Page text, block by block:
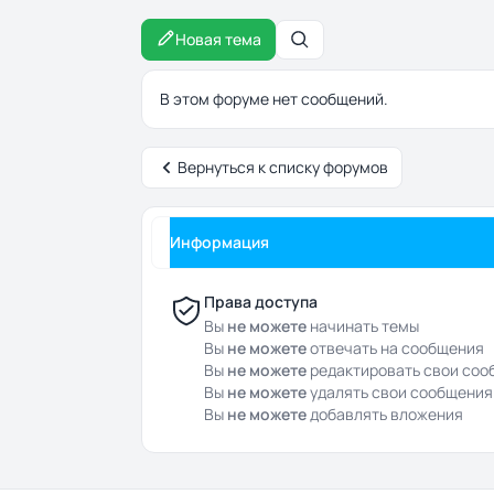
Новая тема Поиск
В этом форуме нет сообщений.
Вернуться к списку форумов
Информация
Права доступа
Вы не можете начинать темы
Вы не можетеотвечать на сообщения
Вы не можете редактировать свои
Вы не можетеудалять свои сообщения
Вы не можетедобавлять вложения